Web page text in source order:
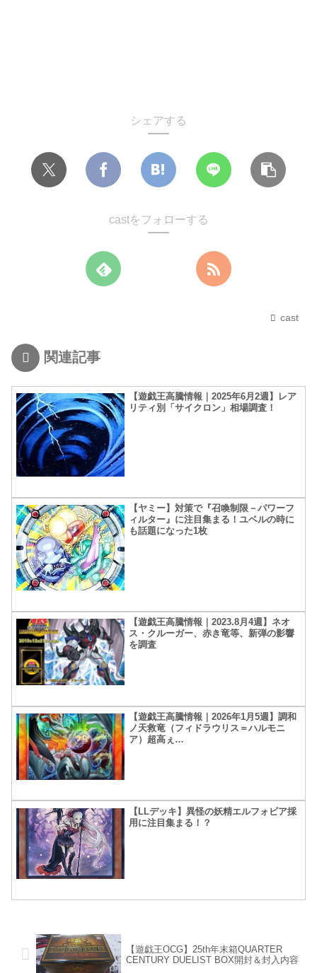
シェアする
castをフォローする
cast
関連記事
【遊戯王高騰情報｜2025年6月2週】レア
リティ別「サイクロン」相場調査！
【ヤミー】対策で『召喚制限－パワーフ
ィルター』に注目集まる！ユベルの時に
も話題になった1枚
【遊戯王高騰情報｜2023.8月4週】ネオ
ス・クルーガー、赤き竜等、新弾の影響
を調査
【遊戯王高騰情報｜2026年1月5週】調和
ノ天救竜（フィドラウリス＝ハルモニ
ア）超高ぇ…
【LLデッキ】異怪の妖精エルフォビア採
用に注目集まる！？
【遊戯王OCG】25th年末箱QUARTER
CENTURY DUELIST BOX開封＆封入内容